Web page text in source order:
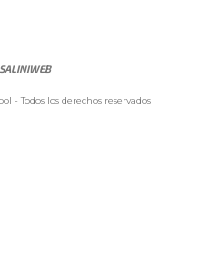
- Todos los derechos reservados